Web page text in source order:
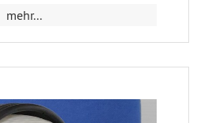
mehr...